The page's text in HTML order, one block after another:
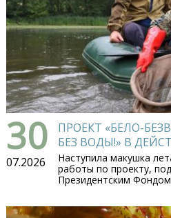
30
07.2026
ПРОЕКТ «БЕЛО-
БЕЗ ВОДЫ!» В
Наступила макушка
работы по проекту,
Президентским